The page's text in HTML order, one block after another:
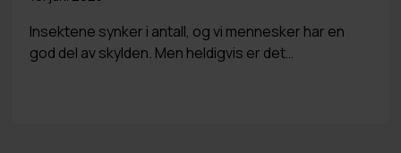
Insektene synker i antall, og vi mennesker har en
god del av skylden. Men heldigvis er det…